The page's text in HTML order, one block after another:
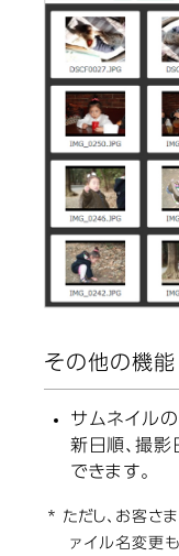
その他の機能
サムネイル
新日順、撮
できます。
* ただし、お客さ
ァイル名変更